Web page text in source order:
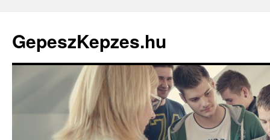
GepeszKepzes.hu